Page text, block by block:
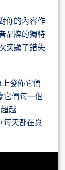
你的內容作
品牌的獨特
突顯了錯失
發佈它們
它們每一個
越
每天都在與